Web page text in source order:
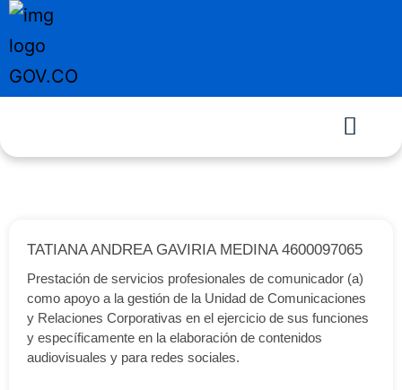
TATIANA ANDREA GAVIRIA MEDINA 4600097065
Prestación de servicios profesionales de comunicador (a)
como apoyo a la gestión de la Unidad de Comunicaciones
y Relaciones Corporativas en el ejercicio de sus funciones
y específicamente en la elaboración de contenidos
audiovisuales y para redes sociales.